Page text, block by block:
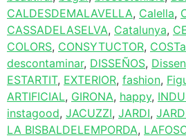
CALDESDEMALAVELLA, Calella,
CASSADELASELVA, Catalunya,
COLORS, CONSYTUCTOR,
descontaminar, DISSEÑOS,
ESTARTIT, EXTERIOR, fashion,
ARTIFICIAL, GIRONA, happy,
instagood, JACUZZI, JARDI,
LA BISBALDELEMPORDA,